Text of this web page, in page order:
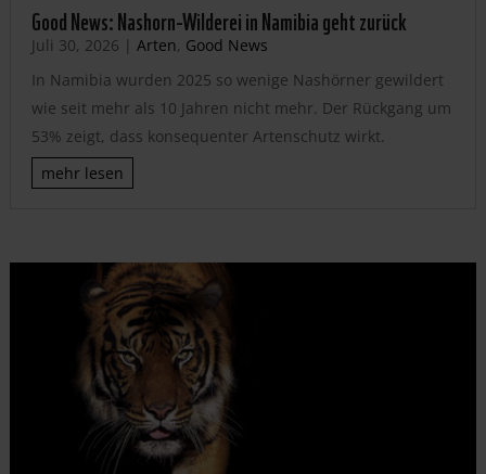
Good News: Nashorn-Wilderei in Namibia geht zurück
Juli 30, 2026 | Arten, Good News
In Namibia wurden 2025 so wenige Nashörner gewildert
wie seit mehr als 10 Jahren nicht mehr. Der Rückgang um
53% zeigt, dass konsequenter Artenschutz wirkt.
mehr lesen